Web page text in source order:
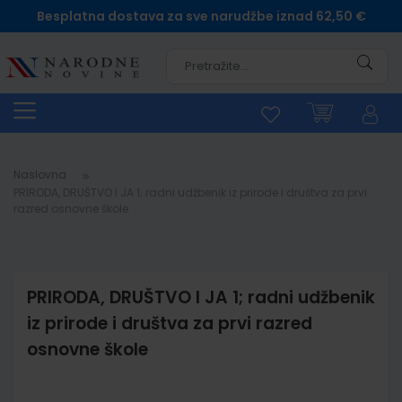
Besplatna dostava za sve narudžbe iznad 62,50 €
Naslovna
PRIRODA, DRUŠTVO I JA 1; radni udžbenik
iz prirode i društva za prvi razred
osnovne škole